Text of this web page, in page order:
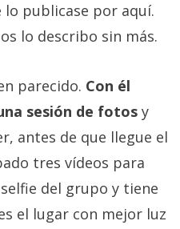
lo publicase por aquí.
lo describo sin más.
parecido. Con él
sesión de fotos y
antes de que llegue el
tres vídeos para
del grupo y tiene
el lugar con mejor luz